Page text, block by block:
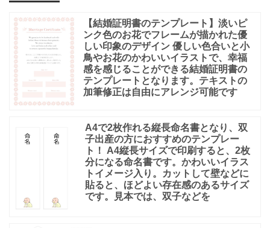
【結婚証明書のテンプレート】淡いピ
ンク色のお花でフレームが描かれた優
しい印象のデザイン 優しい色合いと小
鳥やお花のかわいいイラストで、幸福
感を感じることができる結婚証明書の
テンプレートとなります。テキストの
加筆修正は自由にアレンジ可能です
A4で2枚作れる縦長命名書となり、双
子出産の方におすすめのテンプレー
ト！ A4縦長サイズで印刷すると、2枚
分になる命名書です。かわいいイラス
トイメージ入り。カットして壁などに
貼ると、ほどよい存在感のあるサイズ
です。見本では、双子などを